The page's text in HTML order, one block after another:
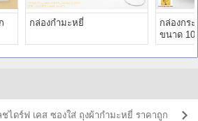
กล่องกำมะหยี่
กล่องกร
ขนาด
ไดร์ฟ เคส ซองใส่ ถุงผ้ากำมะหยี่ ราคาถูก